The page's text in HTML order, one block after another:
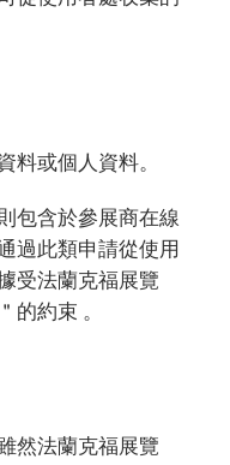
料或個人資料。
包含於參展商在線
過此類申請從使用
受法蘭克福展覽
的約束 。
然法蘭克福展覽